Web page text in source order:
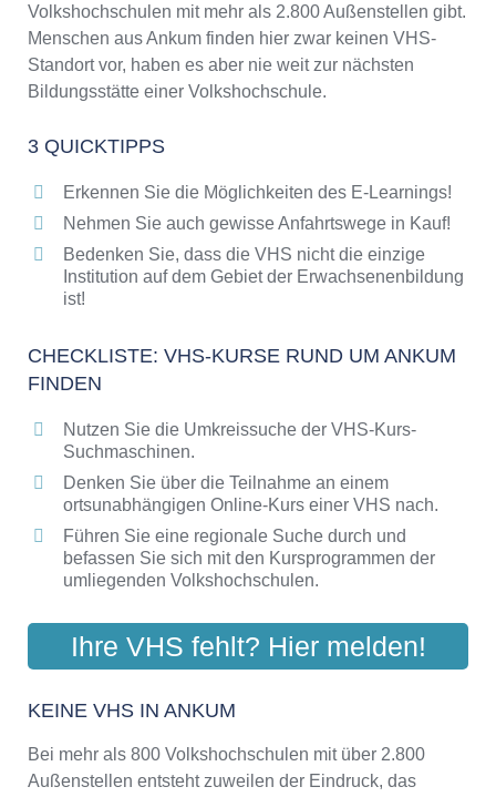
VHS-Kursen
Die VHS als Inbegriff der Erwachsenenbildung
Das bundesweite Netzwerk der
Volkshochschulen
Checkliste: So erkennen Sie gute
Volkshochschulen mit mehr als 2.800 Außenstellen gibt.
Menschen aus Ankum finden hier zwar keinen VHS-
Standort vor, haben es aber nie weit zur nächsten
Bildungsstätte einer Volkshochschule.
3 QUICKTIPPS
Erkennen Sie die Möglichkeiten des E-Learnings!
Nehmen Sie auch gewisse Anfahrtswege in Kauf!
Bedenken Sie, dass die VHS nicht die einzige
Institution auf dem Gebiet der Erwachsenenbildung
ist!
CHECKLISTE: VHS-KURSE RUND UM ANKUM
FINDEN
Nutzen Sie die Umkreissuche der VHS-Kurs-
Suchmaschinen.
Denken Sie über die Teilnahme an einem
ortsunabhängigen Online-Kurs einer VHS nach.
Führen Sie eine regionale Suche durch und
befassen Sie sich mit den Kursprogrammen der
umliegenden Volkshochschulen.
Ihre VHS fehlt? Hier melden!
KEINE VHS IN ANKUM
Bei mehr als 800 Volkshochschulen mit über 2.800
Außenstellen entsteht zuweilen der Eindruck, das